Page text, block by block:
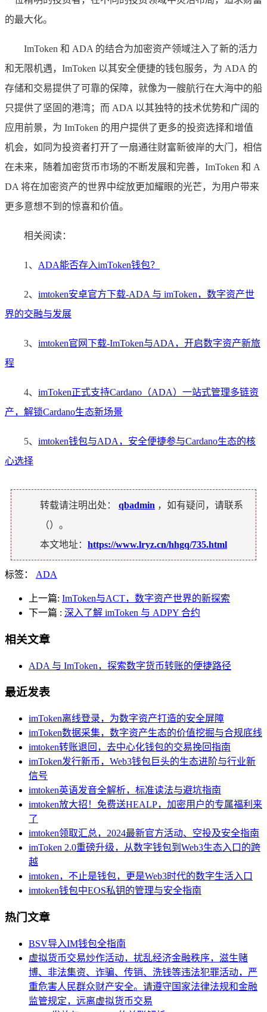
的最大化。
ImToken 和 ADA 的结合为加密资产领域注入了新的活力
和无限机遇，ImToken 以其安全便捷的钱包服务，为 ADA 的
存储和交易提供了可靠的保障，就像为一艘航行在大海中的船
只提供了坚固的港湾；而 ADA 以其独特的技术优势和广阔的
应用前景，为 ImToken 的用户提供了更多的投资选择和增值
机会，如同为投资者打开了一扇通往财富新彼岸的大门，相信
在未来，随着加密货币市场的不断发展和完善，ImToken 和 A
DA 将在加密资产的世界中绽放更加耀眼的光芒，为用户带来
更多意想不到的惊喜和价值。
相关阅读：
1、 ADA能否存入imToken钱包？
2、 imtoken安卓官方下载-ADA 与 imToken，数字资产世
界的交融与发展
3、 imtoken官网下载-ImToken与ADA，开启数字资产新旅
程
4、 imToken正式支持Cardano（ADA）一站式管理多链资
产，解锁Cardano生态新场景
5、 imtoken钱包与ADA，安全便捷参与Cardano生态的核
心选择
转载请注明出处： qbadmin ，如有疑问，请联系
（）。
本文地址： https://www.lryz.cn/hhgq/735.html
标签： ADA
上一篇: ImToken与ACT，数字资产世界的新探索
下一篇 : 深入了解 imToken 与 ADPY 合约
相关文章
ADA 与 ImToken，探索数字货币转账的便捷路径
最近发表
imToken离线登录，为数字资产打造的安全屏障
imToken数据采集，数字资产生态的价值挖掘与合规底线
imtoken转账退回，去中心化钱包的交易挽回指南
imToken发行新币，Web3钱包巨头的生态进阶与行业新
信号
imtoken英语发音全解析，标准读法与避坑指南
imtoken放大招！免费送HEALP，加密用户的专属福利来
了
imtoken领取汇总，2024最新官方活动、空投及安全指南
imToken 2.0重磅升级，从数字钱包到Web3生态入口的跨
越
imtoken，不止是钱包，更是Web3时代的数字生活入口
imtoken钱包中EOS私钥的管理与安全指南
热门文章
BSV导入IM钱包全指南
虚拟货币交易炒作活动，扰乱经济金融秩序，滋生赌
博、非法集资、诈骗、传销、洗钱等违法犯罪活动，严
重危害人民群众财产安全。请遵守国家法律法规和金融
监管规定，远离虚拟货币交易